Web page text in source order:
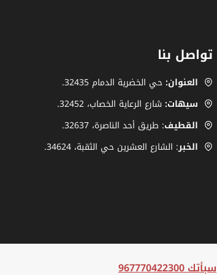
تواصل بنا
العنوان:حي الخضرية الدمام 32435.
سيهات: شارع الرعاية الخصاب، ‎.32452
القطيف: طريق أحد الناصرة، ‎32637.
الخبر: الشارع العشرين حي الثقبة، 34624.
سبأتك 967770422300